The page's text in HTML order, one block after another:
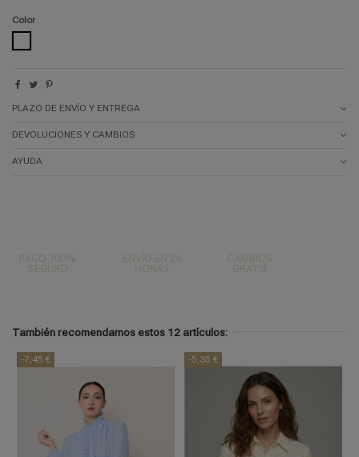
Color
PLAZO DE ENVÍO Y ENTREGA
DEVOLUCIONES Y CAMBIOS
AYUDA
PAGO 100%
SEGURO
ENVÍO EN 24
HORAS
CAMBIOS
GRATIS
También recomendamos estos 12 artículos:
-7,45 € -5,35 €